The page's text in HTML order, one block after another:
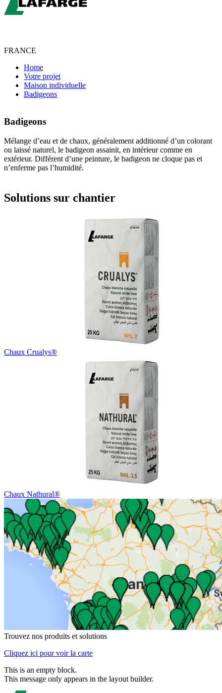
FRANCE
Home
Votre projet
Maison individuelle
Badigeons
Badigeons
Mélange d’eau et de chaux, généralement additionné d’un colorant
ou laissé naturel, le badigeon assainit, en intérieur comme en
extérieur. Différent d’une peinture, le badigeon ne cloque pas et
n’enferme pas l’humidité.
Solutions sur chantier
Chaux Crualys®
Chaux Nathural®
Trouvez nos produits et solutions
Cliquez ici pour voir la carte
This is an empty block.
This message only appears in the layout builder.